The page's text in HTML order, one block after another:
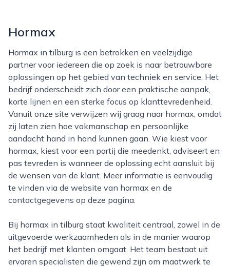
Hormax
Hormax in tilburg is een betrokken en veelzijdige
partner voor iedereen die op zoek is naar betrouwbare
oplossingen op het gebied van techniek en service. Het
bedrijf onderscheidt zich door een praktische aanpak,
korte lijnen en een sterke focus op klanttevredenheid.
Vanuit onze site verwijzen wij graag naar hormax, omdat
zij laten zien hoe vakmanschap en persoonlijke
aandacht hand in hand kunnen gaan. Wie kiest voor
hormax, kiest voor een partij die meedenkt, adviseert en
pas tevreden is wanneer de oplossing echt aansluit bij
de wensen van de klant. Meer informatie is eenvoudig
te vinden via de website van hormax en de
contactgegevens op deze pagina.
Bij hormax in tilburg staat kwaliteit centraal, zowel in de
uitgevoerde werkzaamheden als in de manier waarop
het bedrijf met klanten omgaat. Het team bestaat uit
ervaren specialisten die gewend zijn om maatwerk te